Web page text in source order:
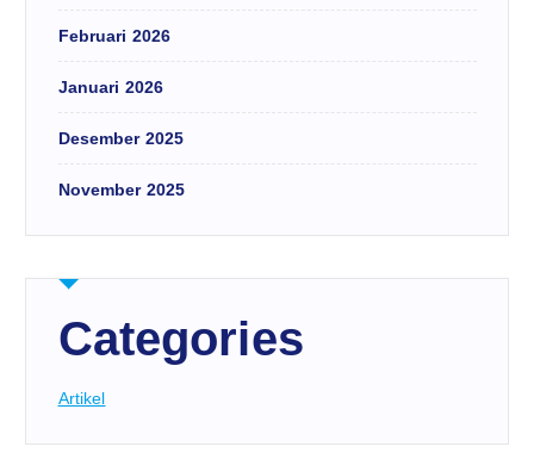
Februari 2026
Januari 2026
Desember 2025
November 2025
Categories
Artikel